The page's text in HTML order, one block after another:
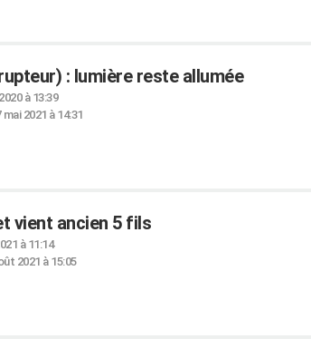
: lumière reste allumée
à 13:39
mai 2021 à 14:31
vient ancien 5 fils
à 11:14
2021 à 15:05